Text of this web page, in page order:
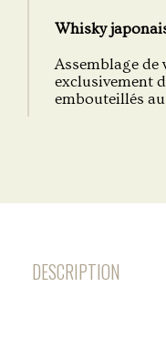
DESCRIPTION
Whisky
Assemblage de
exclusivement
embouteillés au